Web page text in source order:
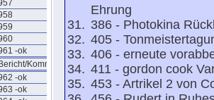
-ok
Kommentar
-ok
-ok
Ehrung
386 - Photokina
405 -
406 - erneute
411 - gordon cook
453 - Artrikel 2 von